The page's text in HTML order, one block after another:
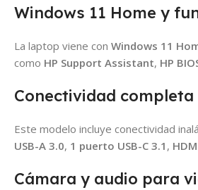
Windows 11 Home y
La laptop viene con Windows 11
como HP Support Assistant, HP
Conectividad
Este modelo incluye conectividad
USB-A 3.0, 1 puerto USB-C 3.1 ,
Cámara y audio para